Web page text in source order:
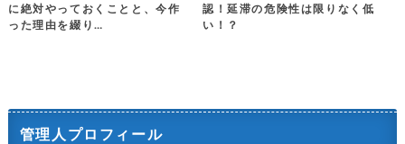
に絶対やっておくことと、今作
った理由を綴り…
認！延滞の危険性は限りなく低
い！？
管理人プロフィール